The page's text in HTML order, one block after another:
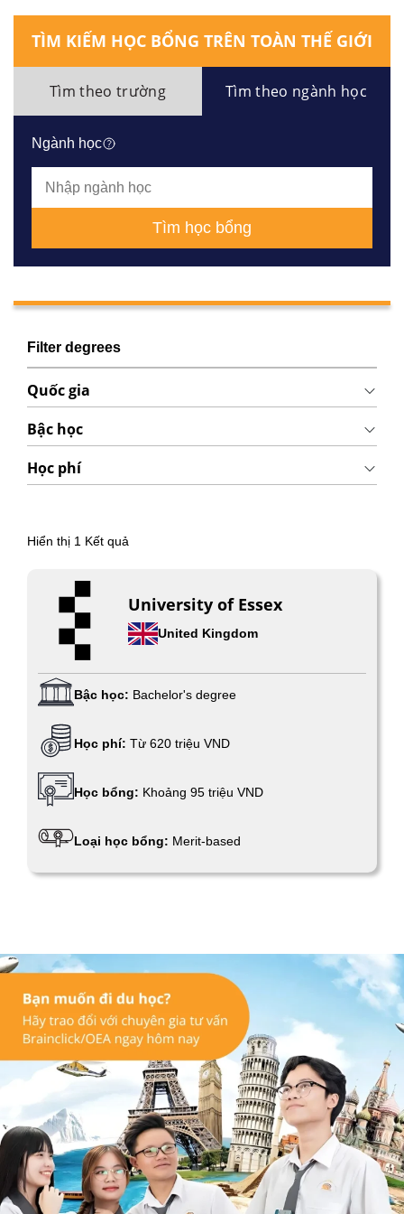
TÌM KIẾM HỌC BỔNG TRÊN TOÀN THẾ GIỚI
Tìm theo trường Tìm theo ngành học
Ngành học
Tìm học bổng
Filter degrees
Quốc gia
Bậc học
Học phí
Hiển thị 1 Kết quả
University of Essex
United Kingdom
Bậc học: Bachelor's degree
Học phí: Từ 620 triệu VND
Học bổng: Khoảng 95 triệu VND
Loại học bổng: Merit-based